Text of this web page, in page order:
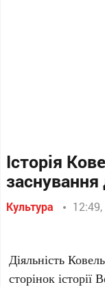
Історія
заснування
Культура
Діяльність
сторінок